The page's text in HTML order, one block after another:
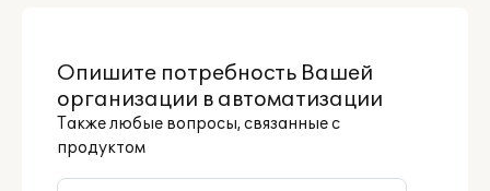
Опишите потребность Вашей
организации в автоматизации
Также любые вопросы, связанные с
продуктом